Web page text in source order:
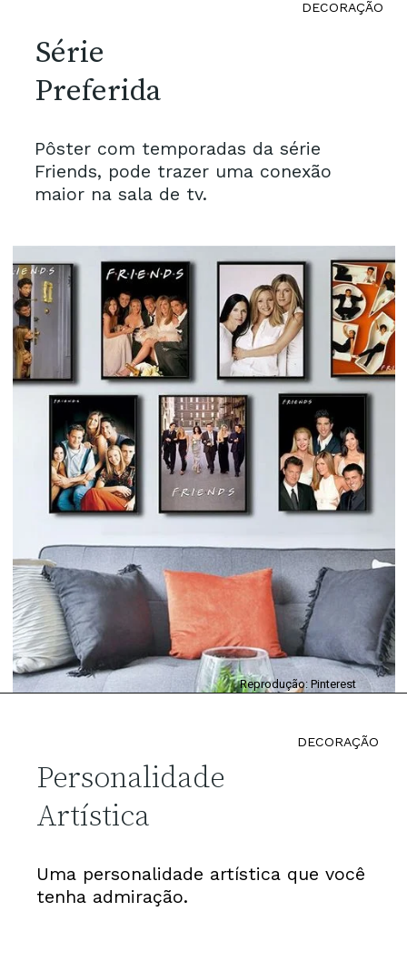
Pôster com temporadas da série
Friends, pode trazer uma conexão
maior na sala de tv.
Série
Preferida
DECORAÇÃO
Reprodução: Pinterest
Uma personalidade artística que você
tenha admiração.
Personalidade
Artística
DECORAÇÃO